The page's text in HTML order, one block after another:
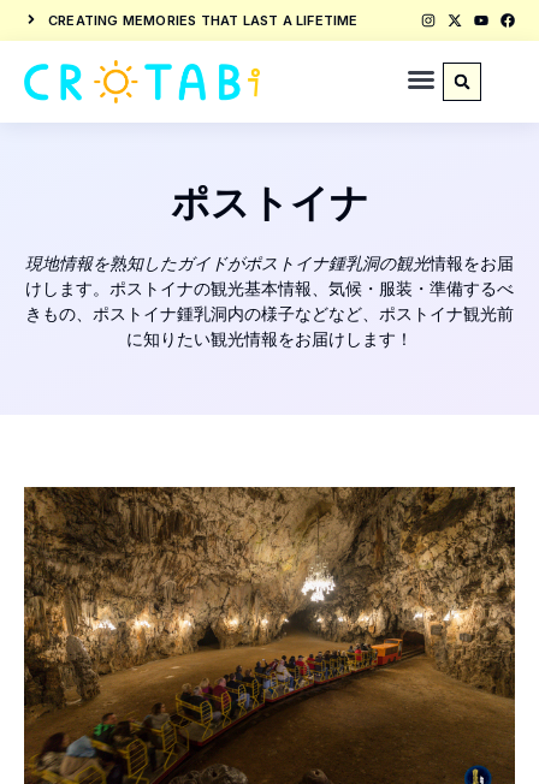
CREATING MEMORIES THAT LAST A LIFETIME
ポストイナ
現地情報を熟知したガイドがポストイナ鍾乳洞の観光情報をお届
けします。ポストイナの観光基本情報、気候・服装・準備するべ
きもの、ポストイナ鍾乳洞内の様子などなど、ポストイナ観光前
に知りたい観光情報をお届けします！